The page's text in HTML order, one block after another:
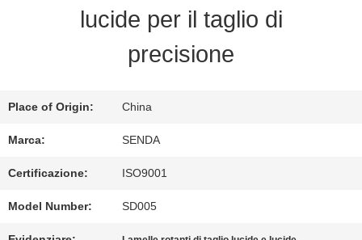
CASI
CHIEDI UN
PREVENTIVO
lucide per il taglio di
precisione
Place of Origin: China
Marca: SENDA
Certificazione: ISO9001
Model Number: SD005